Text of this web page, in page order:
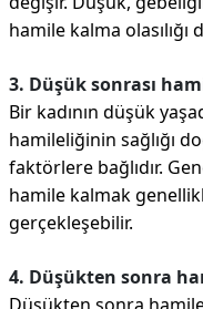
hamile kalma
3. Düşük sonrası
Bir kadının düşük
hamileliğinin sağlığı
faktörlere bağlıdır.
hamile kalmak
gerçekleşebilir.
4. Düşükten sonra